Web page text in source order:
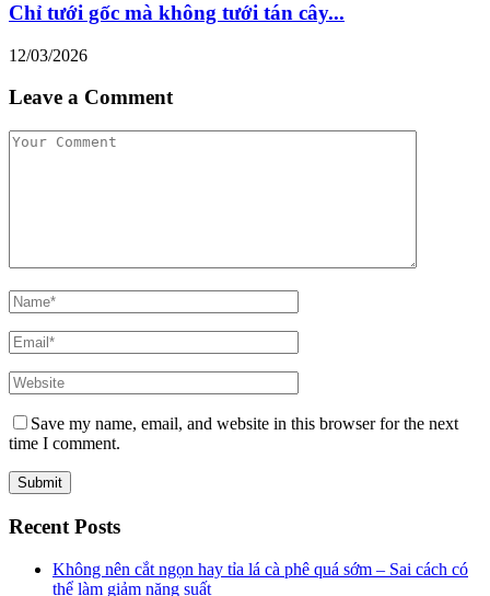
Chỉ tưới gốc mà không tưới tán cây...
12/03/2026
Leave a Comment
Save my name, email, and website in this browser for the next
time I comment.
Recent Posts
Không nên cắt ngọn hay tỉa lá cà phê quá sớm – Sai cách có
thể làm giảm năng suất